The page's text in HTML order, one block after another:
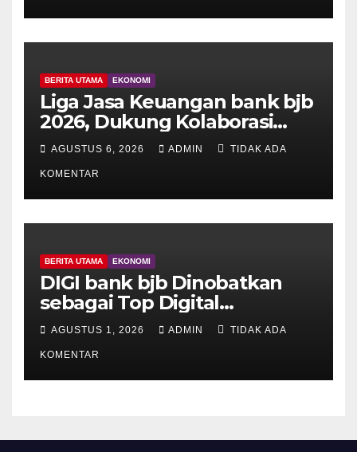
BERITA UTAMA EKONOMI
Liga Jasa Keuangan bank bjb
2026, Dukung Kolaborasi
Industri Jasa Keuangan
AGUSTUS 6, 2026 ADMIN TIDAK ADA
KOMENTAR
BERITA UTAMA EKONOMI
DIGI bank bjb Dinobatkan
sebagai Top Digital
Application Regional Bank
AGUSTUS 1, 2026 ADMIN TIDAK ADA
KOMENTAR